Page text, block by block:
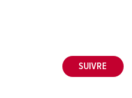
SUIVRE